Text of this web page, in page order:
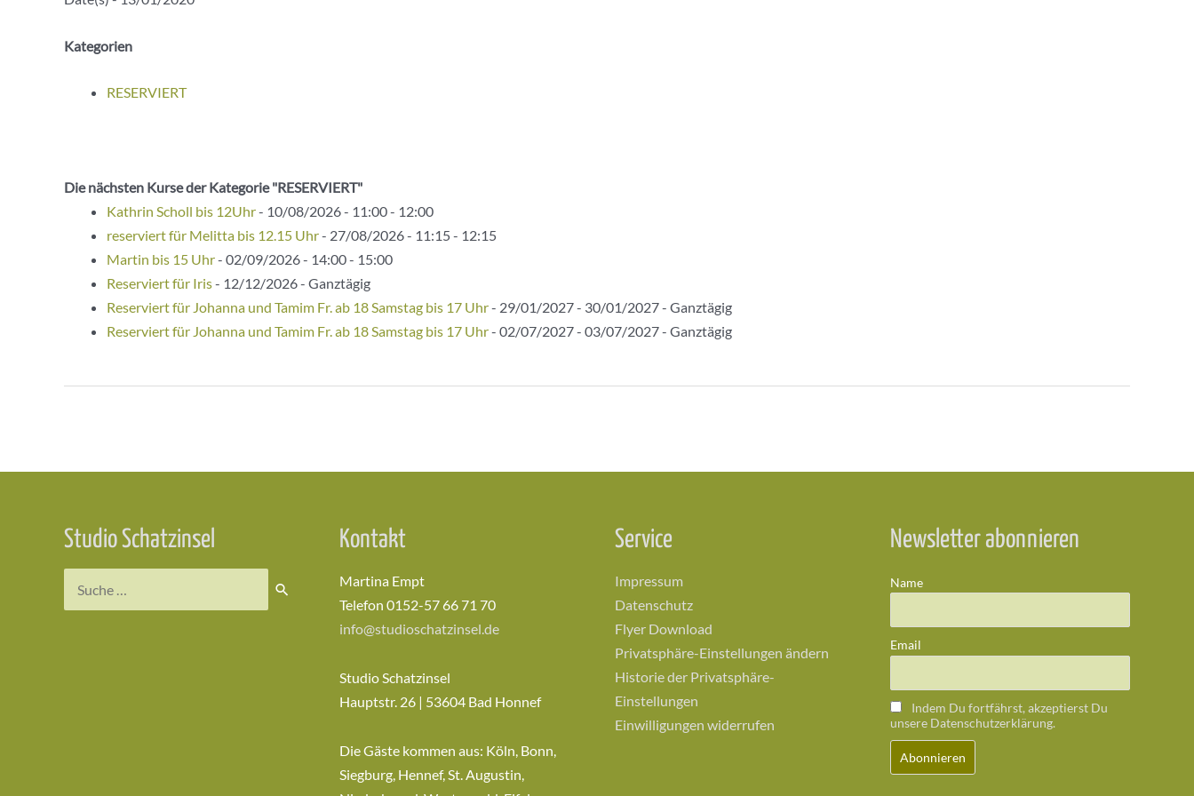
Kategorien
RESERVIERT
Die nächsten Kurse der Kategorie "RESERVIERT"
Kathrin Scholl bis 12Uhr- 10/08/2026 - 11:00 - 12:00
reserviert für Melitta bis 12.15 Uhr- 27/08/2026 - 11:15 - 12:15
Martin bis 15 Uhr- 02/09/2026 - 14:00 - 15:00
Reserviert für Iris- 12/12/2026 - Ganztägig
Reserviert für Johanna und Tamim Fr. ab 18 Samstag bis 17 Uhr- 29/01/2027 - 30/01/2027 - Ganztägig
Reserviert für Johanna und Tamim Fr. ab 18 Samstag bis 17 Uhr- 02/07/2027 - 03/07/2027 - Ganztägig
Studio Schatzinsel Kontakt
Martina Empt
Telefon 0152-57 66 71 70
info@studioschatzinsel.de
Studio Schatzinsel
Hauptstr. 26 | 53604 Bad Honnef
Die Gäste kommen aus: Köln, Bonn,
Siegburg, Hennef, St. Augustin,
Service
Impressum
Datenschutz
Flyer Download
Privatsphäre-Einstellungen ändern
Historie der Privatsphäre-
Einstellungen
Einwilligungen widerrufen
Newsletter abonnieren
Name
Email
Indem Du fortfährst, akzeptierst Du
unsere Datenschutzerklärung.